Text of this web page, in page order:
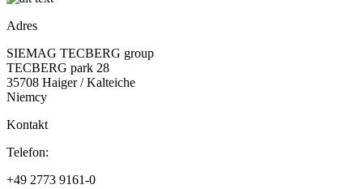
Adres
SIEMAG TECBERG group
TECBERG park 28
35708 Haiger / Kalteiche
Niemcy
Kontakt
Telefon:
+49 2773 9161-0